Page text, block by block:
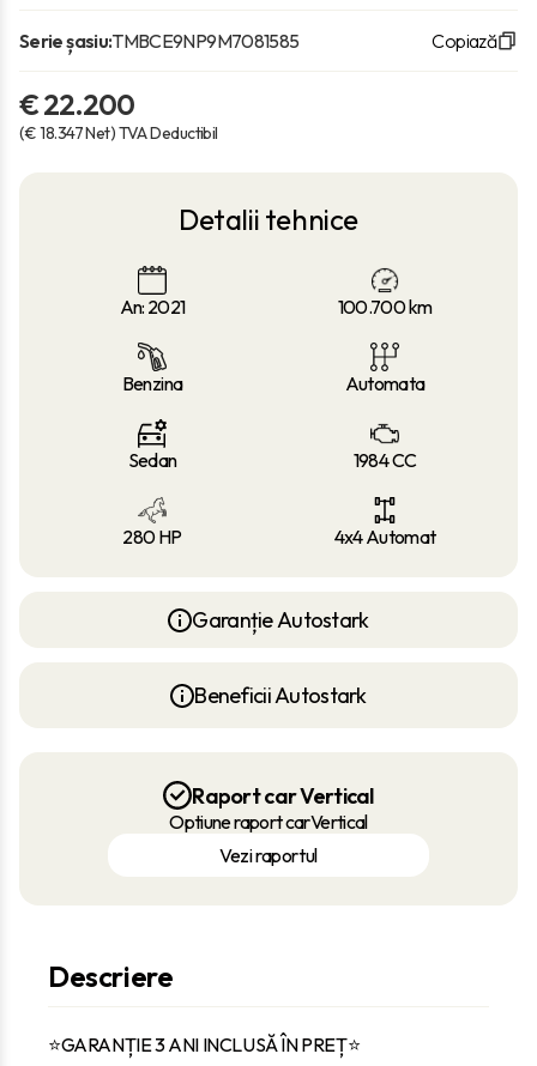
Serie șasiu:TMBCE9NP9M7081585 Copiază
€ 22.200
(€ 18.347 Net) TVA Deductibil
Detalii tehnice
An: 2021 100.700km
Benzina Automata
Sedan 1984 CC
280 HP 4x4 Automat
Garanție Autostark
Beneficii Autostark
Raport car Vertical
Optiune raport carVertical
Vezi raportul
Descriere
⭐GARANȚIE 3 ANI INCLUSĂ ÎN PREȚ⭐